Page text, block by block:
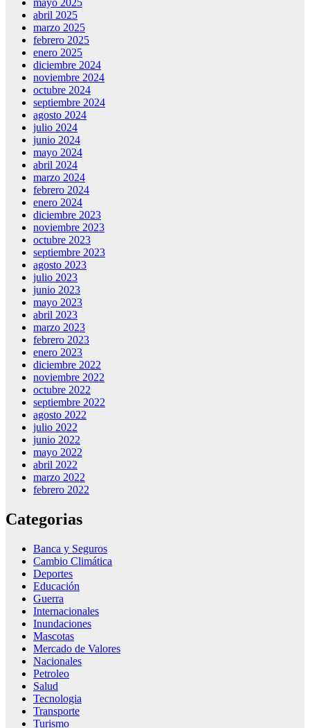
mayo 2025
abril 2025
marzo 2025
febrero 2025
enero 2025
diciembre 2024
noviembre 2024
octubre 2024
septiembre 2024
agosto 2024
julio 2024
junio 2024
mayo 2024
abril 2024
marzo 2024
febrero 2024
enero 2024
diciembre 2023
noviembre 2023
octubre 2023
septiembre 2023
agosto 2023
julio 2023
junio 2023
mayo 2023
abril 2023
marzo 2023
febrero 2023
enero 2023
diciembre 2022
noviembre 2022
octubre 2022
septiembre 2022
agosto 2022
julio 2022
junio 2022
mayo 2022
abril 2022
marzo 2022
febrero 2022
Categorias
Banca y Seguros
Cambio Climática
Deportes
Educación
Guerra
Internacionales
Inundaciones
Mascotas
Mercado de Valores
Nacionales
Petroleo
Salud
Tecnologia
Transporte
Turismo